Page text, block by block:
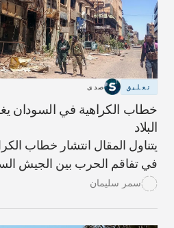
تعليق صدى
خطاب الكراهية في السودان
البلاد
يتناول المقال انتشار خطاب
في تفاقم الحرب بين الجيش
السريع. ويعرض تحليلات الخبراء
سمر سليمان